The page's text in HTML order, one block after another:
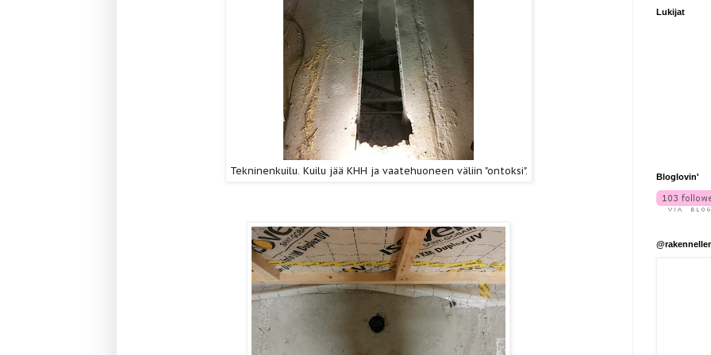
Tekninenkuilu. Kuilu jää KHH ja vaatehuoneen väliin "ontoksi".
Lukijat
Bloglovin'